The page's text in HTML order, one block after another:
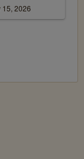
15, 2026